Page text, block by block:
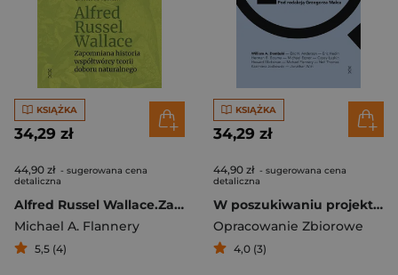
KSIĄŻKA
34,29 zł
44,90 zł - sugerowana cena
detaliczna
Alfred Russel Wallace.Zapomniana historia współtwórcy teorii doboru naturalnego
Michael A. Flannery
5,5 (4)
KSIĄŻKA
34,29 zł
44,90 zł - sugerowana cena
detaliczna
W poszukiwaniu projektu. Wybór tekstów. Tom 2
Opracowanie Zbiorowe
4,0 (3)